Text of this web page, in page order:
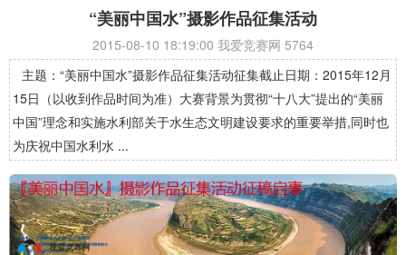
“美丽中国水”摄影作品征集活动
2015-08-10 18:19:00 我爱竞赛网 5764
主题：“美丽中国水”摄影作品征集活动征集截止日期：2015年12月
15日（以收到作品时间为准）大赛背景为贯彻“十八大”提出的“美丽
中国”理念和实施水利部关于水生态文明建设要求的重要举措,同时也
为庆祝中国水利水 ...